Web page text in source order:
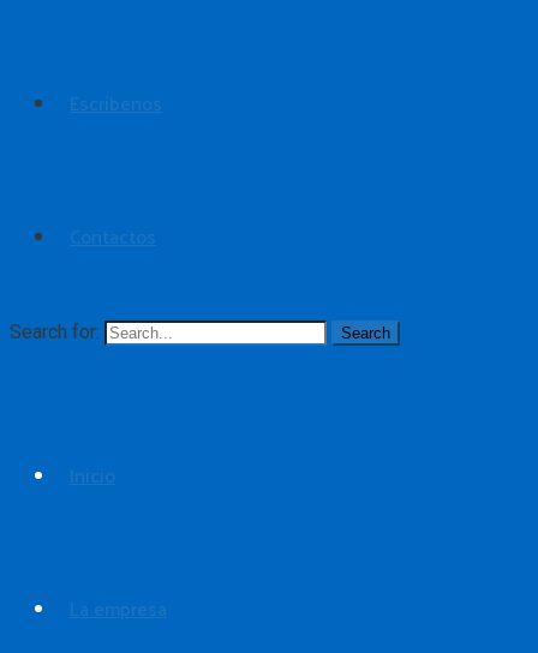
Escríbenos
Contactos
Search for:
Inicio
La empresa